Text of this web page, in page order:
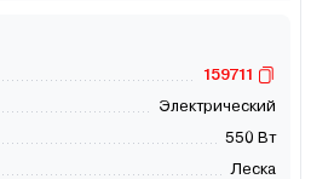
159711
Электрический
550 Вт
Леска